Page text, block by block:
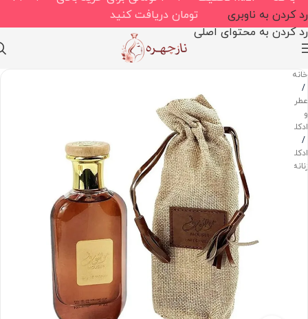
رد کردن به ناوبری
رد کردن به محتوای اصلی
تومان دریافت کنید
خانه
/
عطر
و
ادکلن
/
ادکلن
زنانه